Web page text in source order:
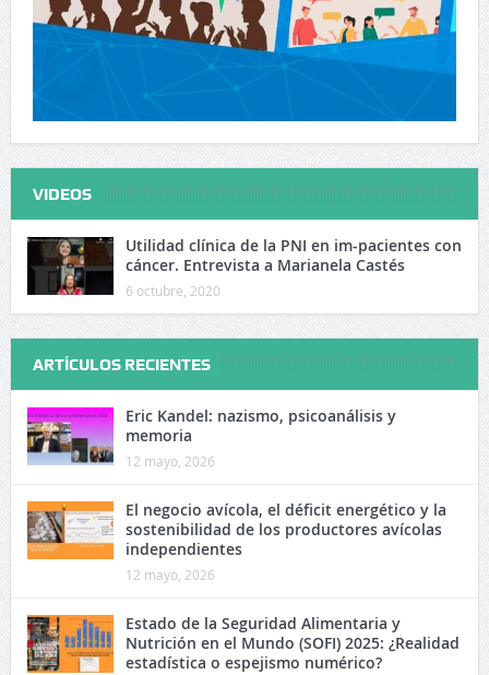
VIDEOS
Utilidad clínica de la PNI en im-pacientes con
cáncer. Entrevista a Marianela Castés
6 octubre, 2020
ARTÍCULOS RECIENTES
Eric Kandel: nazismo, psicoanálisis y
memoria
12 mayo, 2026
El negocio avícola, el déficit energético y la
sostenibilidad de los productores avícolas
independientes
12 mayo, 2026
Estado de la Seguridad Alimentaria y
Nutrición en el Mundo (SOFI) 2025: ¿Realidad
estadística o espejismo numérico?